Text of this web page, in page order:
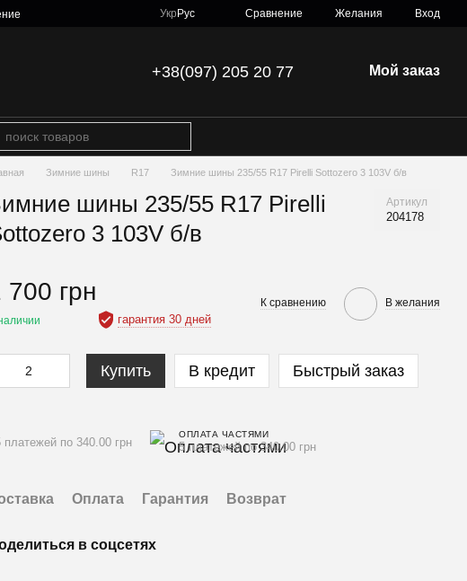
Укр Рус Сравнение Желания Вход
+38(097) 205 20 77 Мой заказ
Зимние шины R17 Зимние шины 235/55 R17 Pirelli Sottozero 3 103V б/в
шины 235/55 R17 Pirelli
3 103V б/в
Артикул
204178
700 грн
гарантия 30 дней
К сравнению В желания
Купить В кредит Быстрый заказ
платежей по 340.00 грн
ОПЛАТА ЧАСТЯМИ
5 платежей по 340.00 грн
Оплата Гарантия Возврат
в соцсетях